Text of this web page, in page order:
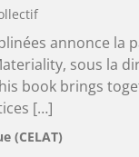
annonce la
sous la
book brings
[…]
(CELAT)